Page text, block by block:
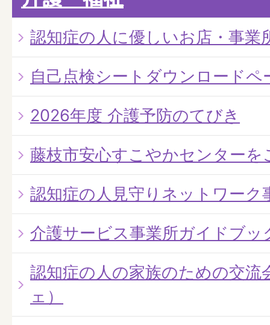
認知症の人に優しいお店・事業
自己点検シートダウンロードペ
2026年度 介護予防のてびき
藤枝市安心すこやかセンターを
認知症の人見守りネットワーク
介護サービス事業所ガイドブッ
認知症の人の家族のための交流
ェ）